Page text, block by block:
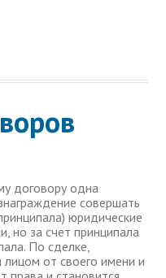
договору одна
совершать
юридические
но за счет принципала
По сделке,
от своего имени и